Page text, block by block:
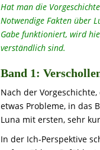
Hat man die
Notwendige Fakten über
Gabe funktioniert, wird
verständlich sind.
Band 1:
Nach der
etwas Probleme, in das
Luna mit ersten, sehr
In der Ich-Perspektive